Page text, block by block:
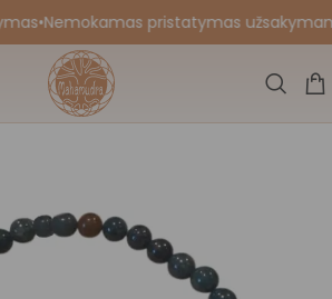
•Nemokamas pristatymas